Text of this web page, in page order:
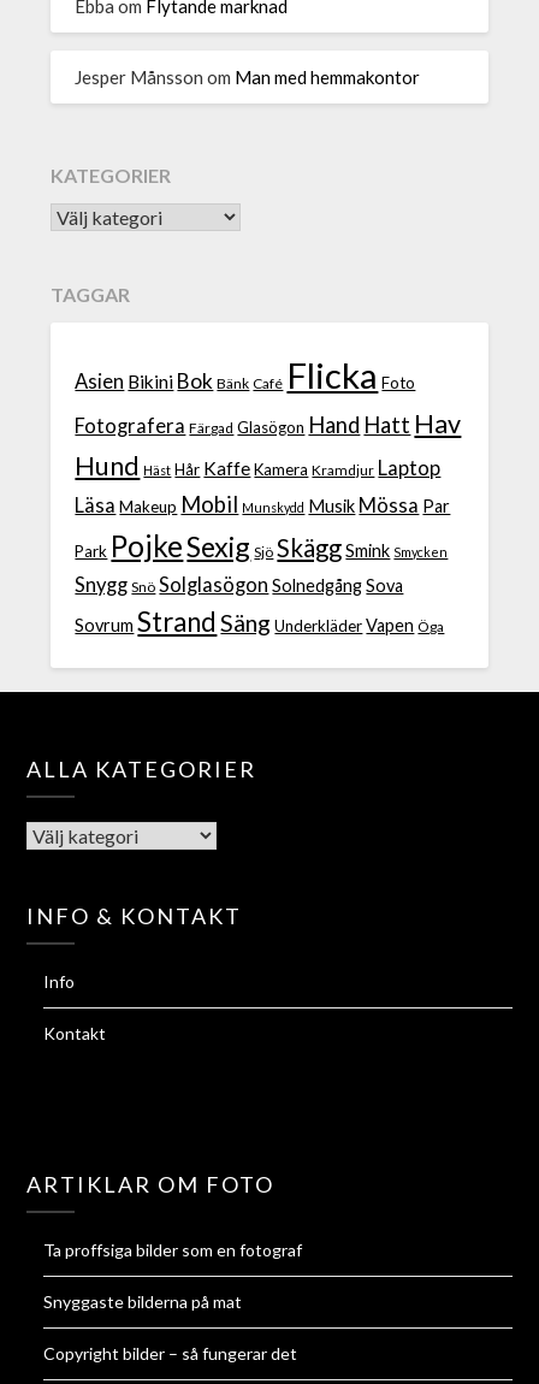
Ebba om Flytande marknad
Jesper Månsson om Man med hemmakontor
KATEGORIER
TAGGAR
Asien Bikini Bok Bänk Café Flicka Foto
Fotografera Färgad Glasögon Hand Hatt Hav
Hund Häst Hår Kaffe Kamera Kramdjur Laptop
Läsa Makeup Mobil Munskydd Musik Mössa Par
Park PojkeSexig Sjö Skägg Smink Smycken
Snygg Snö Solglasögon Solnedgång Sova
Sovrum Strand Säng Underkläder Vapen Öga
ALLA KATEGORIER
INFO & KONTAKT
Info
Kontakt
ARTIKLAR OM FOTO
Ta proffsiga bilder som en fotograf
Snyggaste bilderna på mat
Copyright bilder – så fungerar det